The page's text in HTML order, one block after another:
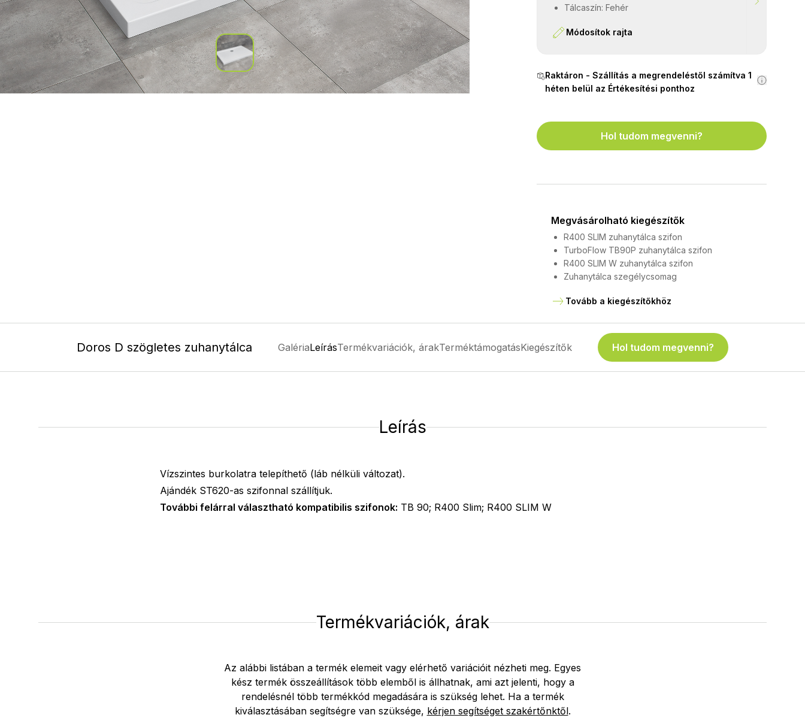
Tálcaszín: Fehér
Módosítok rajta
Raktáron - Szállítás a megrendeléstől számítva 1
héten belül az Értékesítési ponthoz
Hol tudom megvenni?
Megvásárolható kiegészítők
R400 SLIM zuhanytálca szifon
TurboFlow TB90P zuhanytálca szifon
R400 SLIM W zuhanytálca szifon
Zuhanytálca szegélycsomag
Tovább a kiegészítőkhöz
Doros D szögletes zuhanytálca GalériaLeírásTermékvariációk, árakTerméktámogatásKiegészítők Hol tudom megvenni?
Leírás
Vízszintes burkolatra telepíthető (láb nélküli változat).
Ajándék ST620-as szifonnal szállítjuk.
További felárral választható kompatibilis szifonok: TB 90; R400 Slim; R400 SLIM W
Termékvariációk, árak
Az alábbi listában a termék elemeit vagy elérhető variációit nézheti meg. Egyes
kész termék összeállítások több elemből is állhatnak, ami azt jelenti, hogy a
rendelésnél több termékkód megadására is szükség lehet. Ha a termék
kiválasztásában segítségre van szüksége, kérjen segítséget szakértőnktől.